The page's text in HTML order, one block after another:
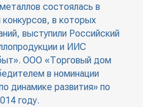
состоялась в
в которых
выступили Российский
и ИИС
ООО «Торговый дом
в номинации
динамике развития» по
году.